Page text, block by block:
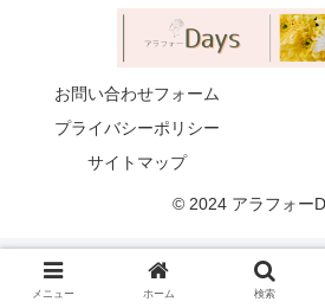
お問い合わせフォーム
プライバシーポリシー
サイトマップ
© 2024 アラフォー
メニュー ホーム 検索